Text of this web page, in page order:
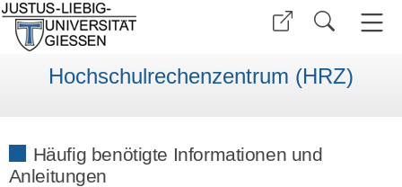
Hochschulrechenzentrum (HRZ)
Häufig benötigte Informationen und
Anleitungen